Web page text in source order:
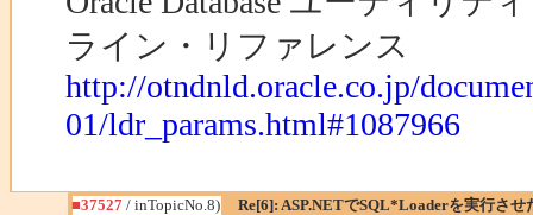
ライン・リファレンス
http://otndnld.oracle.co.jp/
01/ldr_params.html#1087966
■37527 / inTopicNo.8) Re[6]: ASP.NETでSQL*Loaderを実行させ